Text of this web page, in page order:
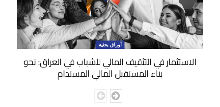
أوراق بحثية
الاستثمار في التثقيف المالي للشباب في العراق: نحو
بناء المستقبل المالي المستدام